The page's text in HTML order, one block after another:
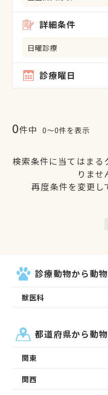
詳細条件
日曜診療
診療曜日
0件中 0〜0件を表示
検索条件に当てはまる
りませ
再度条件を変更し
診療動物から動
獣医科
都道府県から動
関東
関西